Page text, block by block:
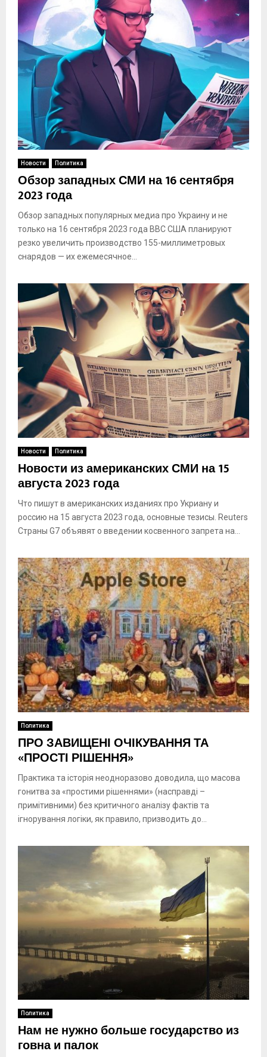
Новости Политика
Обзор западных СМИ на 16 сентября
2023 года
Обзор западных популярных медиа про Украину и не
только на 16 сентября 2023 года BBC США планируют
резко увеличить производство 155-миллиметровых
снарядов — их ежемесячное...
Новости Политика
Новости из американских СМИ на 15
августа 2023 года
Что пишут в американских изданиях про Укриану и
россию на 15 августа 2023 года, основные тезисы. Reuters
Страны G7 объявят о введении косвенного запрета на...
Политика
ПРО ЗАВИЩЕНІ ОЧІКУВАННЯ ТА
«ПРОСТІ РІШЕННЯ»
Практика та історія неодноразово доводила, що масова
гонитва за «простими рішеннями» (насправді –
примітивними) без критичного аналізу фактів та
ігнорування логіки, як правило, призводить до...
Политика
Нам не нужно больше государство из
говна и палок